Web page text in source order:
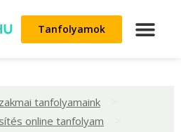
Tanfolyamok
tanfolyamaink
online tanfolyam